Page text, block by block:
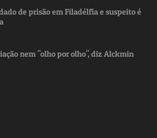
de prisão em Filadélfia e suspeito é
nem "olho por olho", diz Alckmin